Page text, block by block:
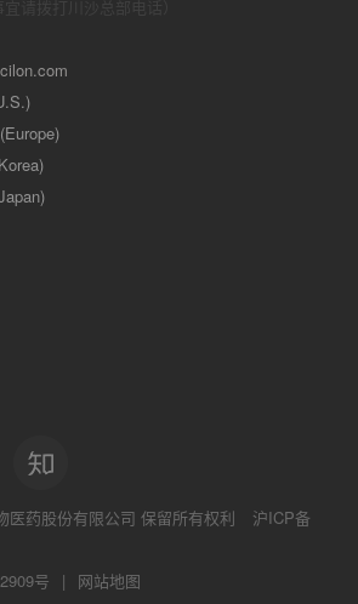
医药股份有限公司 保留所有权利
沪ICP备
号
|
网站地图